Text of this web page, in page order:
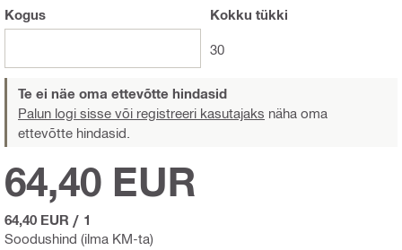
Kogus Kokku tükki
30
Te ei näe oma ettevõtte hindasid
Palun logi sisse või registreeri kasutajaks näha oma
ettevõtte hindasid.
Soodushind (ilma KM-ta)
64,40 EUR
64,40 EUR / 1